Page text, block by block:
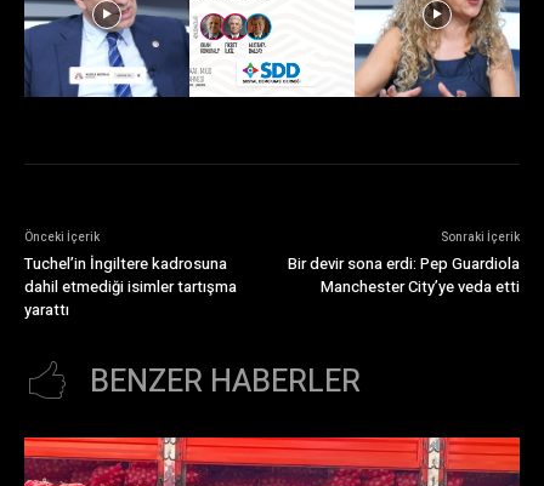
Önceki İçerik
Tuchel’in İngiltere kadrosuna
dahil etmediği isimler tartışma
yarattı
Sonraki İçerik
Bir devir sona erdi: Pep Guardiola
Manchester City’ye veda etti
BENZER HABERLER